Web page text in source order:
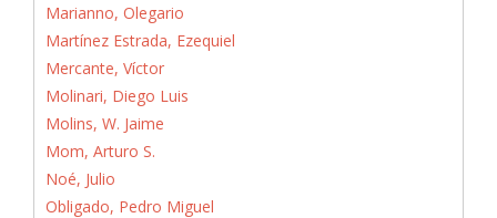
Marianno, Olegario
Martínez Estrada, Ezequiel
Mercante, Víctor
Molinari, Diego Luis
Molins, W. Jaime
Mom, Arturo S.
Noé, Julio
Obligado, Pedro Miguel